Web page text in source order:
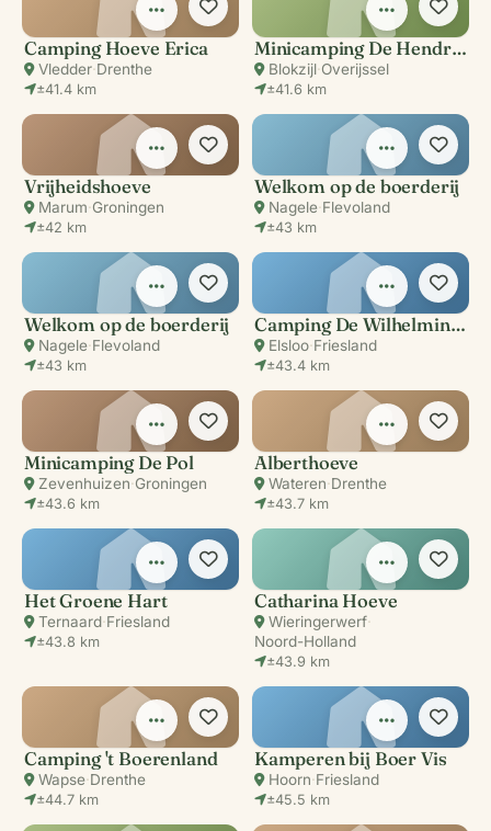
Camping Hoeve Erica
Vledder·Drenthe
±41.4 km
Minicamping De Hendrikahoeve
Blokzijl·Overijssel
±41.6 km
Vrijheidshoeve
Marum·Groningen
±42 km
Welkom op de boerderij
Nagele·Flevoland
±43 km
Welkom op de boerderij
Nagele·Flevoland
±43 km
Camping De Wilhelminahoeve
Elsloo·Friesland
±43.4 km
Minicamping De Pol
Zevenhuizen·Groningen
±43.6 km
Alberthoeve
Wateren·Drenthe
±43.7 km
Het Groene Hart
Ternaard·Friesland
±43.8 km
Catharina Hoeve
Wieringerwerf·
Noord-Holland
±43.9 km
Camping 't Boerenland
Wapse·Drenthe
±44.7 km
Kamperen bij Boer Vis
Hoorn·Friesland
±45.5 km